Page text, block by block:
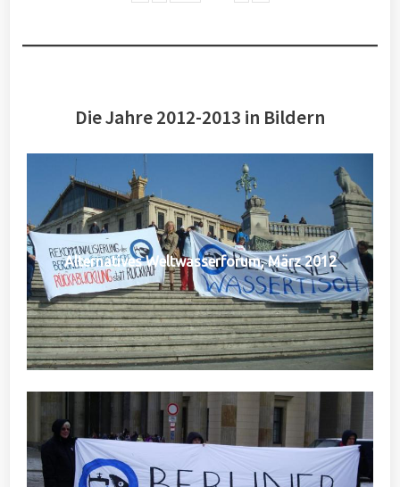
Die Jahre 2012-2013 in Bildern
Alternatives Weltwasserforum, März 2012